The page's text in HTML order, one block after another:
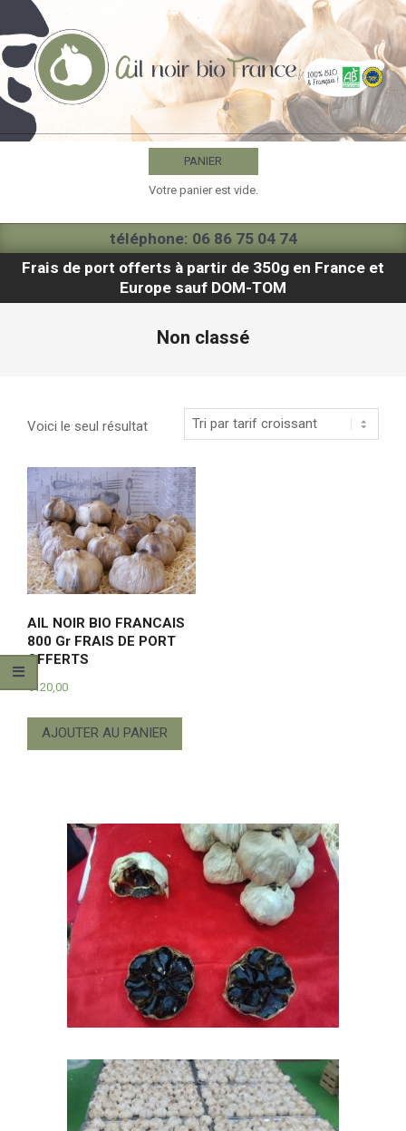
to
content
AIL
FRANCE
PANIER
Votre panier est vide.
Navigation
Menu
téléphone: 06 86 75 04 74
Frais de port offerts à partir de 350g en France et
Europe sauf DOM-TOM
Non classé
Voici le seul résultat
AIL NOIR BIO FRANCAIS
800 Gr FRAIS DE PORT
OFFERTS
120,00
AJOUTER AU PANIER